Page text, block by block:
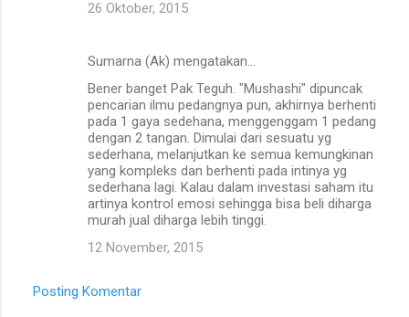
26 Oktober, 2015
Sumarna (Ak) mengatakan…
Bener banget Pak Teguh. "Mushashi" dipuncak
pencarian ilmu pedangnya pun, akhirnya berhenti
pada 1 gaya sedehana, menggenggam 1 pedang
dengan 2 tangan. Dimulai dari sesuatu yg
sederhana, melanjutkan ke semua kemungkinan
yang kompleks dan berhenti pada intinya yg
sederhana lagi. Kalau dalam investasi saham itu
artinya kontrol emosi sehingga bisa beli diharga
murah jual diharga lebih tinggi.
12 November, 2015
Posting Komentar